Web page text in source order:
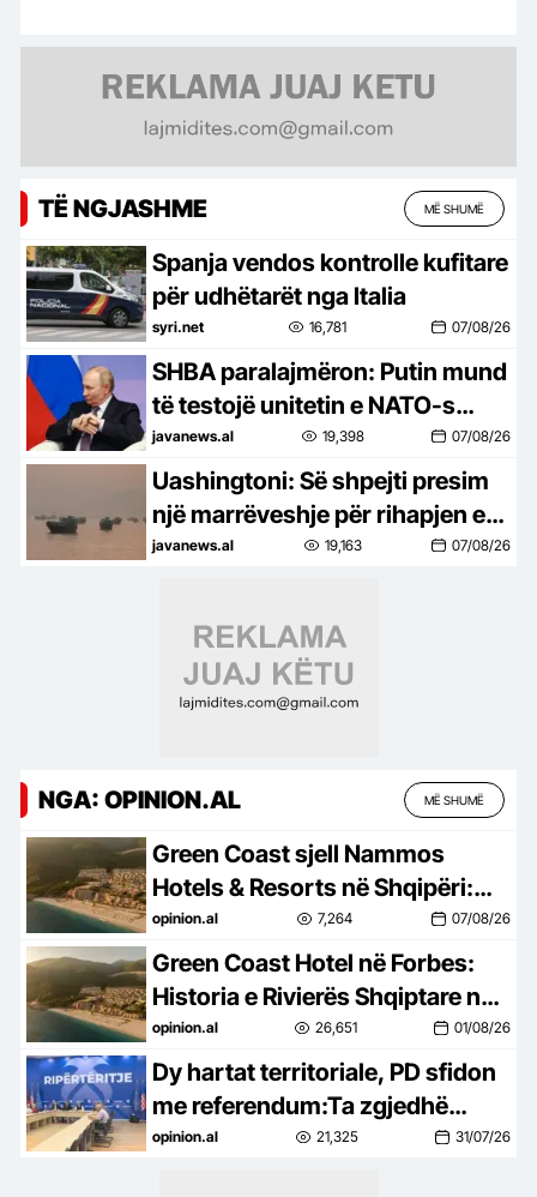
TË NGJASHME MË SHUMË
Spanja vendos kontrolle kufitare
për udhëtarët nga Italia
syri.net 16,781 07/08/26
SHBA paralajmëron: Putin mund
të testojë unitetin e NATO-s
duke sulmuar një vend anëtar
javanews.al 19,398 07/08/26
Uashingtoni: Së shpejti presim
një marrëveshje për rihapjen e
Ngushticës së Hormuzit
javanews.al 19,163 07/08/26
NGA: OPINION.AL MË SHUMË
Green Coast sjell Nammos
Hotels & Resorts në Shqipëri:
Destinacion i ri lifestyle
opinion.al 7,264 07/08/26
Green Coast Hotel në Forbes:
Historia e Rivierës Shqiptare në
skenën ndërkombëtare
opinion.al 26,651 01/08/26
Dy hartat territoriale, PD sfidon
me referendum:Ta zgjedhë
qytetari
opinion.al 21,325 31/07/26